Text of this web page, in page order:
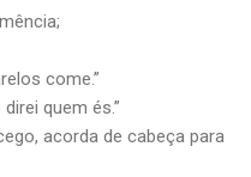
come.”
quem és.”
acorda de cabeça para